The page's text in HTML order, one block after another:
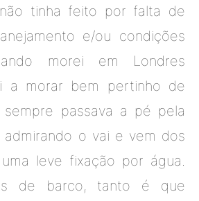
tinha feito por falta de
e/ou condições
morei em Londres
a morar bem pertinho de
passava a pé pela
o vai e vem dos
leve fixação por água.
de barco, tanto é que